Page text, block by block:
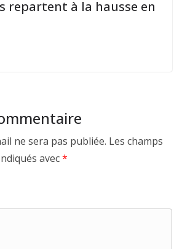
repartent à la hausse en
ne sera pas publiée. Les champs
avec*